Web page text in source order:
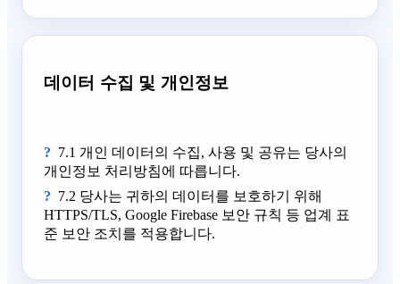
데이터 수집 및 개인정보
7.1 개인 데이터의 수집, 사용 및 공유는 당사의
개인정보 처리방침에 따릅니다.
7.2 당사는 귀하의 데이터를 보호하기 위해
HTTPS/TLS, Google Firebase 보안 규칙 등 업계 표
준 보안 조치를 적용합니다.